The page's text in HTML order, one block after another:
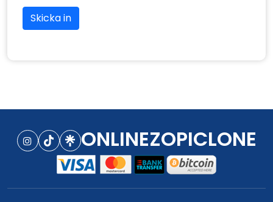
Skicka in
ONLINEZOPICLONE